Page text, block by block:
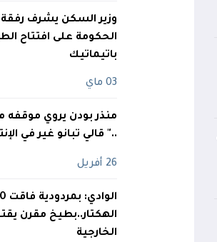
وزير السكن يشرف
باتيماتيك
03 ماي
منذر بودن يروي موقفه
.." قالي تبانو غير في
26 أفريل
الهكتار..بطيخ مقرن
الخارجية